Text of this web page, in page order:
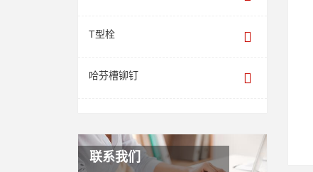
T型栓
哈芬槽铆钉
联系我们